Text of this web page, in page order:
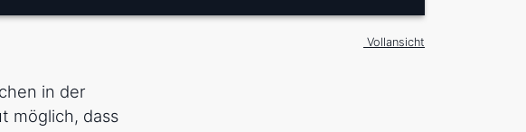
in der
möglich, dass
Vollansicht